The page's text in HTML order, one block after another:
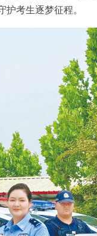
考生逐梦征程。